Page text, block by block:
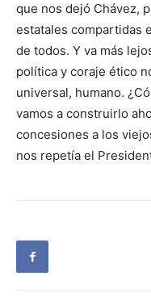
que nos dejó Chávez,
estatales compartidas
de todos. Y va más
política y coraje ético
universal, humano.
vamos a construirlo
concesiones a los
nos repetía el